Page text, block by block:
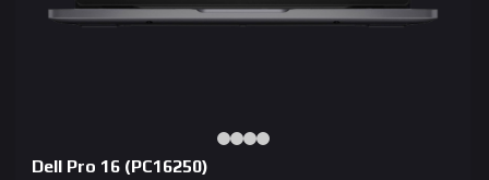
Dell Pro 16 (PC16250)